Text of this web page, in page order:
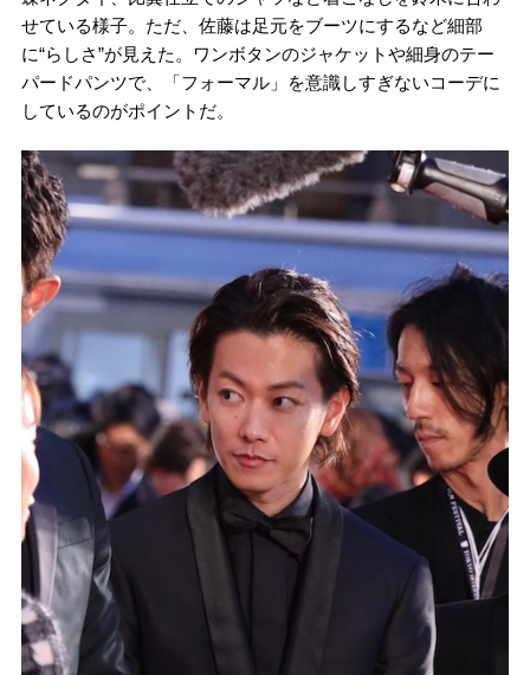
せている様子。ただ、佐藤は足元をブーツにするなど細部
に“らしさ”が見えた。ワンボタンのジャケットや細身のテー
パードパンツで、「フォーマル」を意識しすぎないコーデに
しているのがポイントだ。